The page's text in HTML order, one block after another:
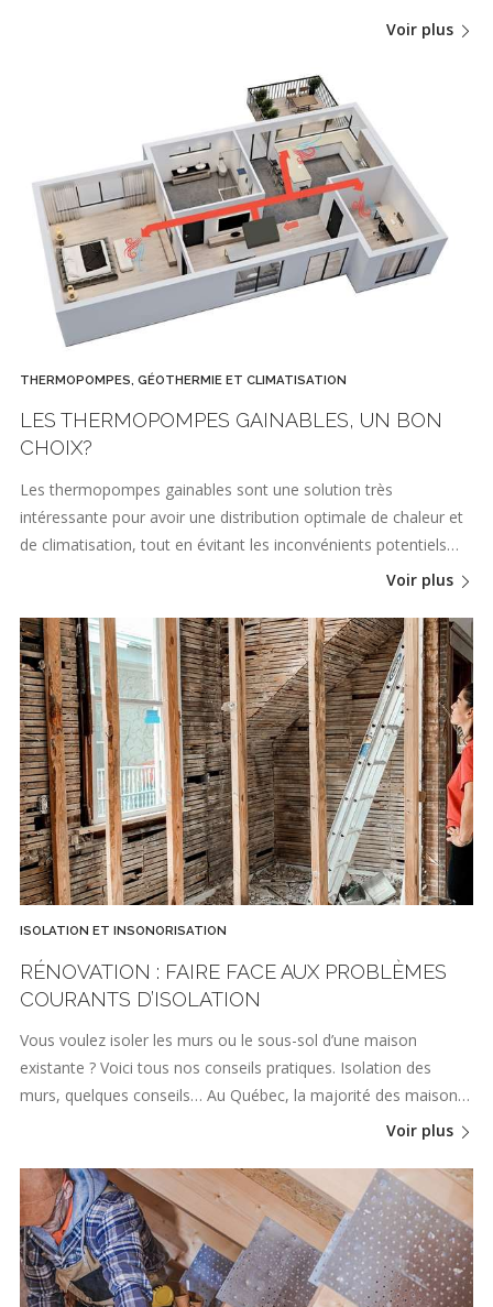
Voir plus
THERMOPOMPES, GÉOTHERMIE ET CLIMATISATION
LES THERMOPOMPES GAINABLES, UN BON
CHOIX?
Les thermopompes gainables sont une solution très
intéressante pour avoir une distribution optimale de chaleur et
de climatisation, tout en évitant les inconvénients potentiels…
Voir plus
ISOLATION ET INSONORISATION
RÉNOVATION : FAIRE FACE AUX PROBLÈMES
COURANTS D’ISOLATION
Vous voulez isoler les murs ou le sous-sol d’une maison
existante ? Voici tous nos conseils pratiques. Isolation des
murs, quelques conseils… Au Québec, la majorité des maison…
Voir plus